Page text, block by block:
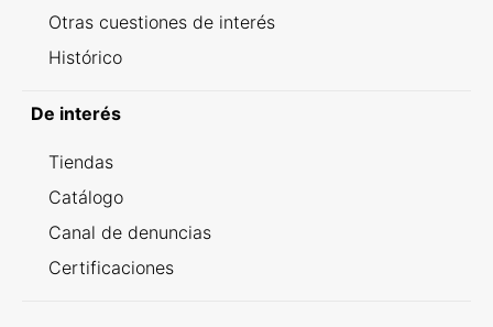
Otras cuestiones de interés
Histórico
De interés
Tiendas
Catálogo
Canal de denuncias
Certificaciones